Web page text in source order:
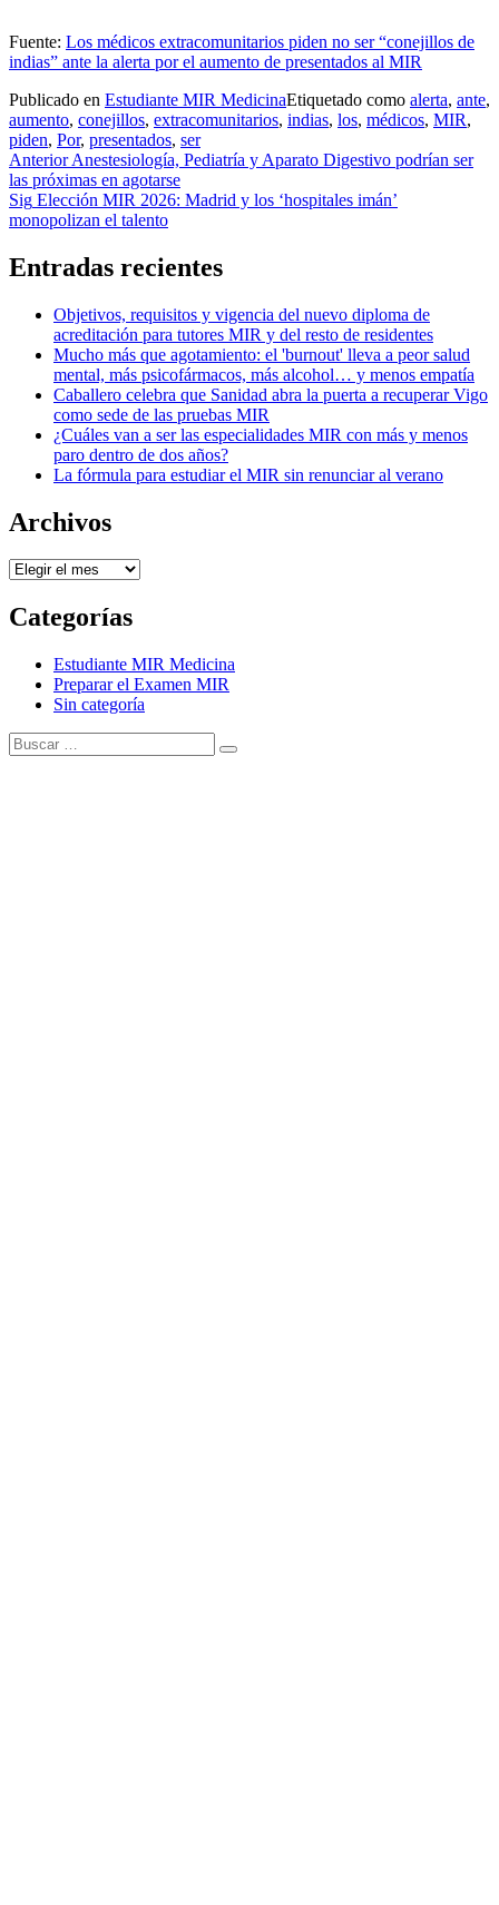
Fuente: Los médicos extracomunitarios piden no ser “conejillos de
indias” ante la alerta por el aumento de presentados al MIR
Publicado en Estudiante MIR MedicinaEtiquetado como alerta, ante,
aumento, conejillos, extracomunitarios, indias, los, médicos, MIR,
piden, Por, presentados, ser
Navegación
de
entradas
Anterior Anestesiología, Pediatría y Aparato Digestivo podrían ser
las próximas en agotarse
Sig Elección MIR 2026: Madrid y los ‘hospitales imán’
monopolizan el talento
Entradas recientes
Objetivos, requisitos y vigencia del nuevo diploma de
acreditación para tutores MIR y del resto de residentes
Mucho más que agotamiento: el 'burnout' lleva a peor salud
mental, más psicofármacos, más alcohol… y menos empatía
Caballero celebra que Sanidad abra la puerta a recuperar Vigo
como sede de las pruebas MIR
¿Cuáles van a ser las especialidades MIR con más y menos
paro dentro de dos años?
La fórmula para estudiar el MIR sin renunciar al verano
Archivos
Archivos
Categorías
Estudiante MIR Medicina
Preparar el Examen MIR
Sin categoría
Buscar:
Buscar